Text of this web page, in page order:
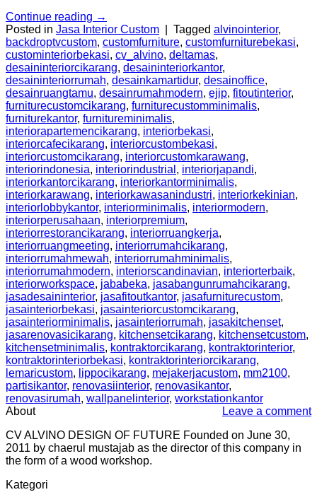
Continue reading →
Posted in Jasa Interior Custom Tagged alvinointerior,
backdroptvcustom, customfurniture, customfurniturebekasi,
custominteriorbekasi, cv_alvino, deltamas,
desaininteriorcikarang, desaininteriorkantor,
desaininteriorrumah, desainkamartidur, desainoffice,
desainruangtamu, desainrumahmodern, ejip, fitoutinterior,
furniturecustomcikarang, furniturecustomminimalis,
furniturekantor, furnitureminimalis,
interiorapartemencikarang, interiorbekasi,
interiorcafecikarang, interiorcustombekasi,
interiorcustomcikarang, interiorcustomkarawang,
interiorindonesia, interiorindustrial , interiorjapandi,
interiorkantorcikarang, interiorkantorminimalis,
interiorkarawang, interiorkawasanindustri, interiorkekinian,
interiorlobbykantor, interiorminimalis, interiormodern,
interiorperusahaan, interiorpremium,
interiorrestorancikarang, interiorruangkerja,
interiorruangmeeting, interiorrumahcikarang,
interiorrumahmewah, interiorrumahminimalis,
interiorrumahmodern, interiorscandinavian, interiorterbaik,
interiorworkspace, jababeka, jasabangunrumahcikarang,
jasadesaininterior, jasafitoutkantor, jasafurniturecustom,
jasainteriorbekasi, jasainteriorcustomcikarang,
jasainteriorminimalis, jasainteriorrumah, jasakitchenset,
jasarenovasicikarang, kitchensetcikarang, kitchensetcustom,
kitchensetminimalis, kontraktorcikarang, kontraktorinterior,
kontraktorinteriorbekasi, kontraktorinteriorcikarang,
lemaricustom, lippocikarang, mejakerjacustom, mm2100,
partisikantor, renovasiinterior, renovasikantor,
renovasirumah, wallpanelinterior, workstationkantor
Leave a comment
About
CV ALVINO DESIGN OF FUTURE Founded on June 30,
2011 by chaerul mustajab as the director of this company in
the form of a wood workshop.
Kategori